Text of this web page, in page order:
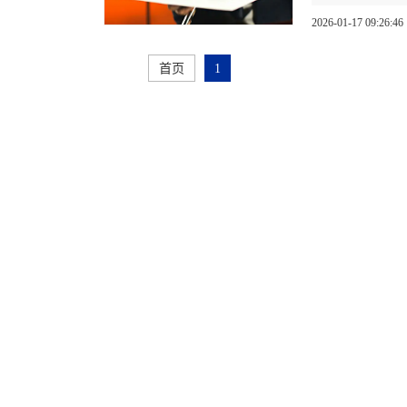
2026-01-17 09:26:46
首页 1